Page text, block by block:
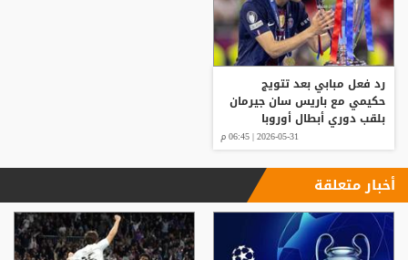
رد فعل مبابي بعد تتويج
حكيمي مع باريس سان جيرمان
بلقب دوري أبطال أوروبا
2026-05-31 | 06:45 م
أخبار متعلقة